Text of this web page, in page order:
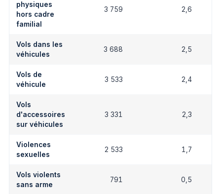
physiques
hors cadre
familial
3 759 2,6
Vols dans les
véhicules
3 688 2,5
Vols de
véhicule
3 533 2,4
Vols
d'accessoires
sur véhicules
3 331 2,3
Violences
sexuelles
2 533 1,7
Vols violents
sans arme
791 0,5